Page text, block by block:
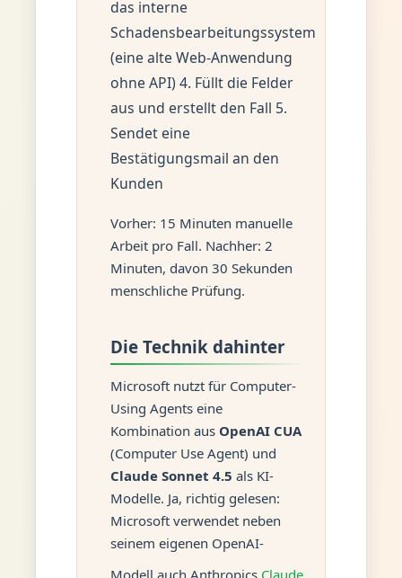
das interne
Schadensbearbeitungssystem
(eine alte Web-Anwendung
ohne API) 4. Füllt die Felder
aus und erstellt den Fall 5.
Sendet eine
Bestätigungsmail an den
Kunden
Vorher: 15 Minuten manuelle
Arbeit pro Fall. Nachher: 2
Minuten, davon 30 Sekunden
menschliche Prüfung.
Die Technik dahinter
Microsoft nutzt für Computer-
Using Agents eine
Kombination aus OpenAI CUA
(Computer Use Agent) und
Claude Sonnet 4.5 als KI-
Modelle. Ja, richtig gelesen:
Microsoft verwendet neben
seinem eigenen OpenAI-
Modell auch Anthropics Claude